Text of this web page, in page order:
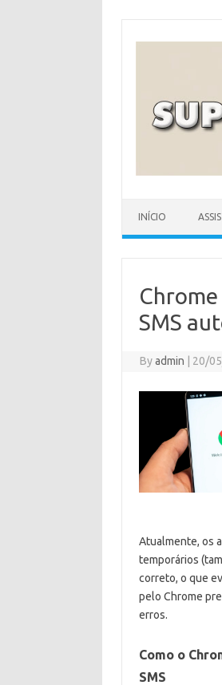
INÍCIO
SMS
Byadmin 20/
Atualmente, os
temporários
correto, o que
pelo Chrome
erros.
Como o
SMS